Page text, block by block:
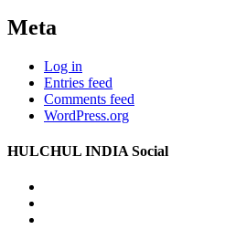
Meta
Log in
Entries feed
Comments feed
WordPress.org
HULCHUL INDIA Social